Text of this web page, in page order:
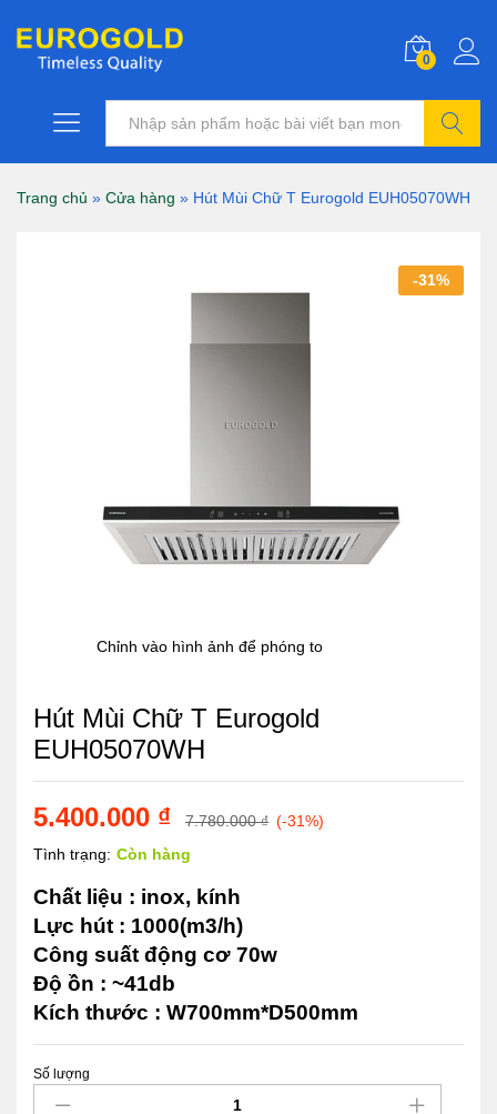
0
Trang chủ » Cửa hàng » Hút Mùi Chữ T Eurogold EUH05070WH
-31%
Chỉnh vào hình ảnh để phóng to
Hút Mùi Chữ T Eurogold
EUH05070WH
5.400.000 ₫ 7.780.000₫ (-31%)
Tình trạng: Còn hàng
Chất liệu : inox, kính
Lực hút : 1000(m3/h)
Công suất động cơ 70w
Độ ồn : ~41db
Kích thước : W700mm*D500mm
Hút
Mùi
Số lượng